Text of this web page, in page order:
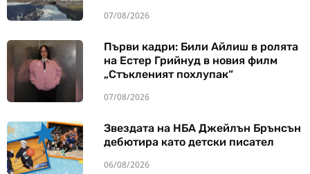
07/08/2026
Първи кадри: Били Айлиш в ролята
на Естер Грийнуд в новия филм
„Стъкленият похлупак“
07/08/2026
Звездата на НБА Джейлън Брънсън
дебютира като детски писател
06/08/2026